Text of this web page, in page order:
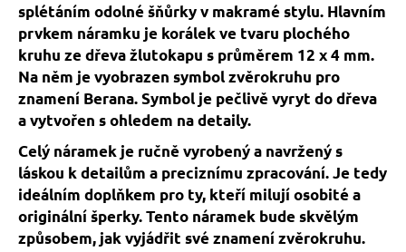
splétáním odolné šňůrky v makramé stylu. Hlavním
prvkem náramku je korálek ve tvaru plochého
kruhu ze dřeva žlutokapu s průměrem 12 x 4 mm.
Na něm je vyobrazen symbol zvěrokruhu pro
znamení Berana. Symbol je pečlivě vyryt do dřeva
a vytvořen s ohledem na detaily.
Celý náramek je ručně vyrobený a navržený s
láskou k detailům a preciznímu zpracování. Je tedy
ideálním doplňkem pro ty, kteří milují osobité a
originální šperky. Tento náramek bude skvělým
způsobem, jak vyjádřit své znamení zvěrokruhu.
HLEDAT
D
o
o
r
u
č
u